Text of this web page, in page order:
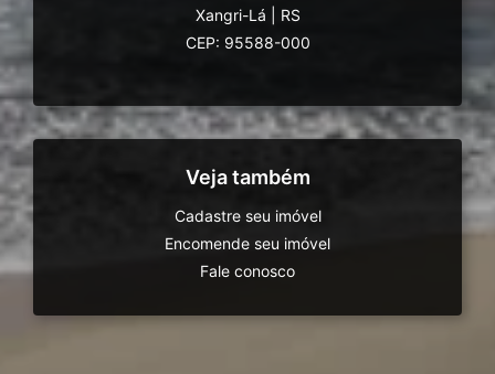
Xangri-Lá
RS
CEP: 95588-000
Veja também
Cadastre seu imóvel
Encomende seu imóvel
Fale conosco